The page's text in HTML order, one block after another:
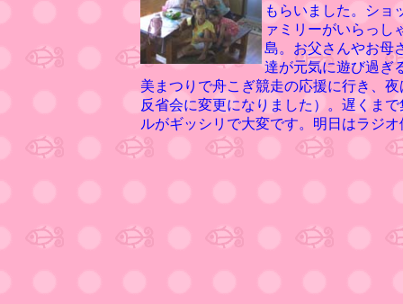
もらいました。ショ
ァミリーがいらっし
島。お父さんやお母
達が元気に遊び過ぎ
美まつりで舟こぎ競走の応援に行き、
反省会に変更になりました）。遅くま
ルがギッシリで大変です。明日はラジ